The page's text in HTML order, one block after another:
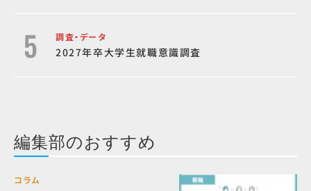
調査・データ
2027年卒大学生就職意識調査
編集部のおすすめ
コラム